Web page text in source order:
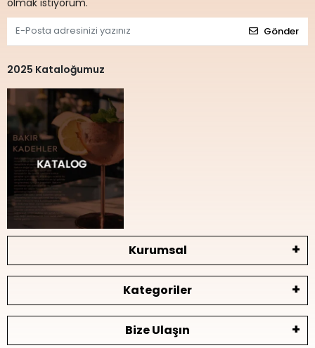
Gönder
2025 Kataloğumuz
Kurumsal
Kategoriler
Bize Ulaşın